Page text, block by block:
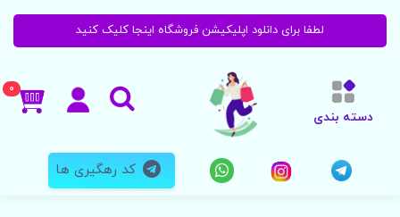
لطفا برای دانلود اپلیکیشن فروشگاه اینجا کلیک کنید
دسته بندی
0
کد رهگیری ها